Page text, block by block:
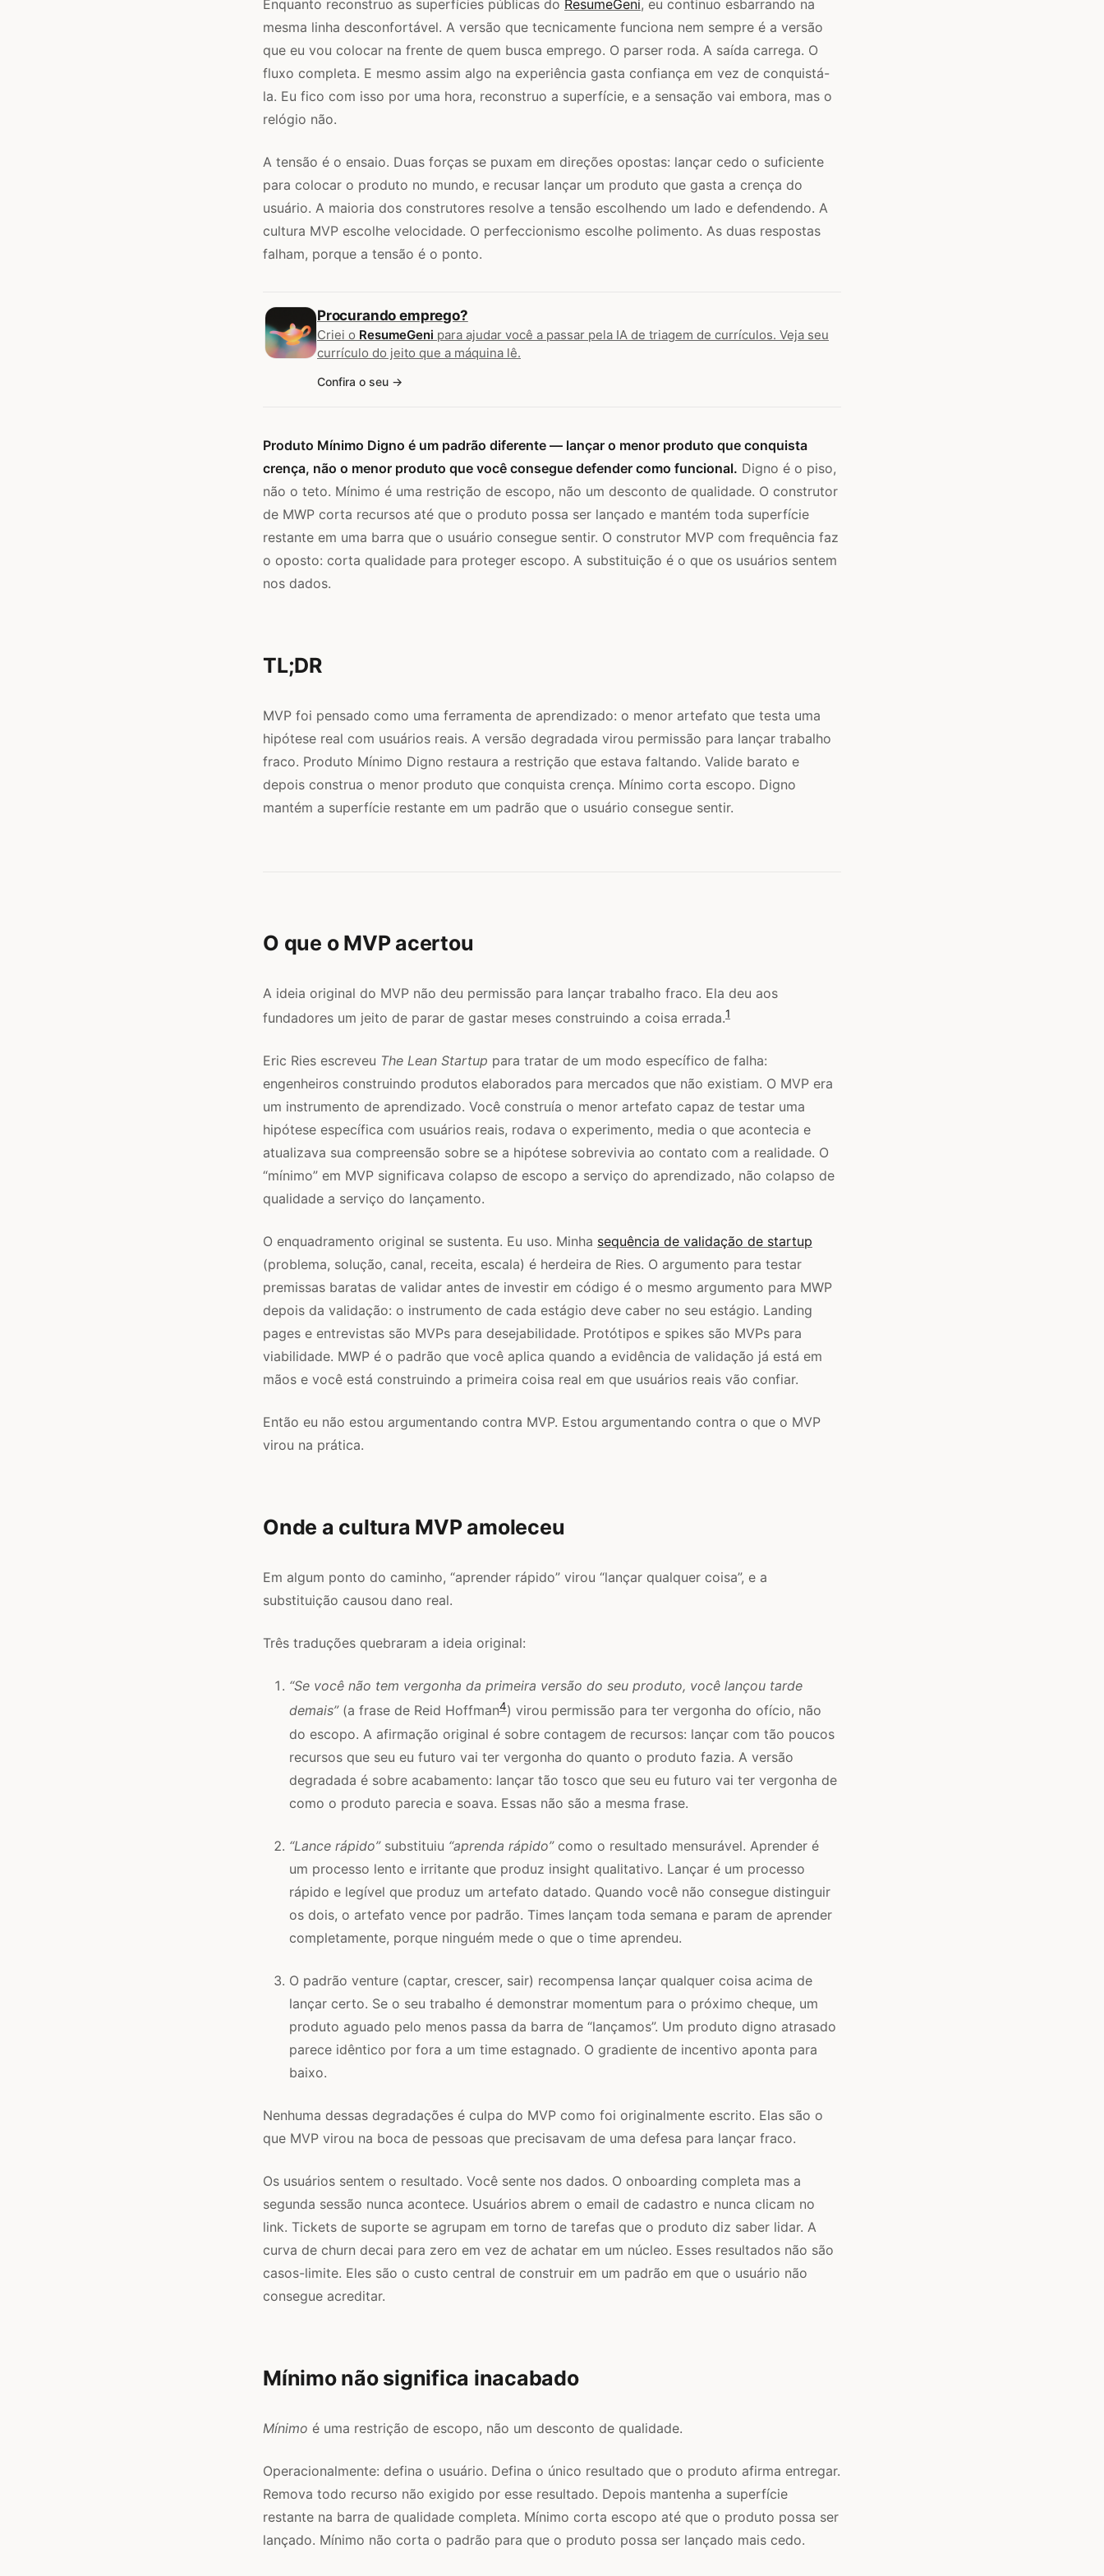
Enquanto reconstruo as superfícies públicas do ResumeGeni, eu continuo esbarrando na
mesma linha desconfortável. A versão que tecnicamente funciona nem sempre é a versão
que eu vou colocar na frente de quem busca emprego. O parser roda. A saída carrega. O
fluxo completa. E mesmo assim algo na experiência gasta confiança em vez de conquistá-
la. Eu fico com isso por uma hora, reconstruo a superfície, e a sensação vai embora, mas o
relógio não.
A tensão é o ensaio. Duas forças se puxam em direções opostas: lançar cedo o suficiente
para colocar o produto no mundo, e recusar lançar um produto que gasta a crença do
usuário. A maioria dos construtores resolve a tensão escolhendo um lado e defendendo. A
cultura MVP escolhe velocidade. O perfeccionismo escolhe polimento. As duas respostas
falham, porque a tensão é o ponto.
Procurando emprego?
Criei o ResumeGeni para ajudar você a passar pela IA de triagem de currículos. Veja seu
currículo do jeito que a máquina lê.
Confira o seu
Produto Mínimo Digno é um padrão diferente — lançar o menor produto que conquista
crença, não o menor produto que você consegue defender como funcional. Digno é o piso,
não o teto. Mínimo é uma restrição de escopo, não um desconto de qualidade. O construtor
de MWP corta recursos até que o produto possa ser lançado e mantém toda superfície
restante em uma barra que o usuário consegue sentir. O construtor MVP com frequência faz
o oposto: corta qualidade para proteger escopo. A substituição é o que os usuários sentem
nos dados.
TL;DR
MVP foi pensado como uma ferramenta de aprendizado: o menor artefato que testa uma
hipótese real com usuários reais. A versão degradada virou permissão para lançar trabalho
fraco. Produto Mínimo Digno restaura a restrição que estava faltando. Valide barato e
depois construa o menor produto que conquista crença. Mínimo corta escopo. Digno
mantém a superfície restante em um padrão que o usuário consegue sentir.
O que o MVP acertou
A ideia original do MVP não deu permissão para lançar trabalho fraco. Ela deu aos
fundadores um jeito de parar de gastar meses construindo a coisa errada.1
Eric Ries escreveu The Lean Startup para tratar de um modo específico de falha:
engenheiros construindo produtos elaborados para mercados que não existiam. O MVP era
um instrumento de aprendizado. Você construía o menor artefato capaz de testar uma
hipótese específica com usuários reais, rodava o experimento, media o que acontecia e
atualizava sua compreensão sobre se a hipótese sobrevivia ao contato com a realidade. O
“mínimo” em MVP significava colapso de escopo a serviço do aprendizado, não colapso de
qualidade a serviço do lançamento.
O enquadramento original se sustenta. Eu uso. Minha sequência de validação de startup
(problema, solução, canal, receita, escala) é herdeira de Ries. O argumento para testar
premissas baratas de validar antes de investir em código é o mesmo argumento para MWP
depois da validação: o instrumento de cada estágio deve caber no seu estágio. Landing
pages e entrevistas são MVPs para desejabilidade. Protótipos e spikes são MVPs para
viabilidade. MWP é o padrão que você aplica quando a evidência de validação já está em
mãos e você está construindo a primeira coisa real em que usuários reais vão confiar.
Então eu não estou argumentando contra MVP. Estou argumentando contra o que o MVP
virou na prática.
Onde a cultura MVP amoleceu
Em algum ponto do caminho, “aprender rápido” virou “lançar qualquer coisa”, e a
substituição causou dano real.
Três traduções quebraram a ideia original:
“Se você não tem vergonha da primeira versão do seu produto, você lançou tarde
demais”(a frase de Reid Hoffman4) virou permissão para ter vergonha do ofício, não
do escopo. A afirmação original é sobre contagem de recursos: lançar com tão poucos
recursos que seu eu futuro vai ter vergonha do quanto o produto fazia. A versão
degradada é sobre acabamento: lançar tão tosco que seu eu futuro vai ter vergonha de
como o produto parecia e soava. Essas não são a mesma frase.
“Lance rápido”substituiu “aprenda rápido”como o resultado mensurável. Aprender é
um processo lento e irritante que produz insight qualitativo. Lançar é um processo
rápido e legível que produz um artefato datado. Quando você não consegue distinguir
os dois, o artefato vence por padrão. Times lançam toda semana e param de aprender
completamente, porque ninguém mede o que o time aprendeu.
O padrão venture (captar, crescer, sair) recompensa lançar qualquer coisa acima de
lançar certo. Se o seu trabalho é demonstrar momentum para o próximo cheque, um
produto aguado pelo menos passa da barra de “lançamos”. Um produto digno atrasado
parece idêntico por fora a um time estagnado. O gradiente de incentivo aponta para
baixo.
Nenhuma dessas degradações é culpa do MVP como foi originalmente escrito. Elas são o
que MVP virou na boca de pessoas que precisavam de uma defesa para lançar fraco.
Os usuários sentem o resultado. Você sente nos dados. O onboarding completa mas a
segunda sessão nunca acontece. Usuários abrem o email de cadastro e nunca clicam no
link. Tickets de suporte se agrupam em torno de tarefas que o produto diz saber lidar. A
curva de churn decai para zero em vez de achatar em um núcleo. Esses resultados não são
casos-limite. Eles são o custo central de construir em um padrão em que o usuário não
consegue acreditar.
Mínimo não significa inacabado
Mínimo é uma restrição de escopo, não um desconto de qualidade.
Operacionalmente: defina o usuário. Defina o único resultado que o produto afirma entregar.
Remova todo recurso não exigido por esse resultado. Depois mantenha a superfície
restante na barra de qualidade completa. Mínimo corta escopo até que o produto possa ser
lançado. Mínimo não corta o padrão para que o produto possa ser lançado mais cedo.